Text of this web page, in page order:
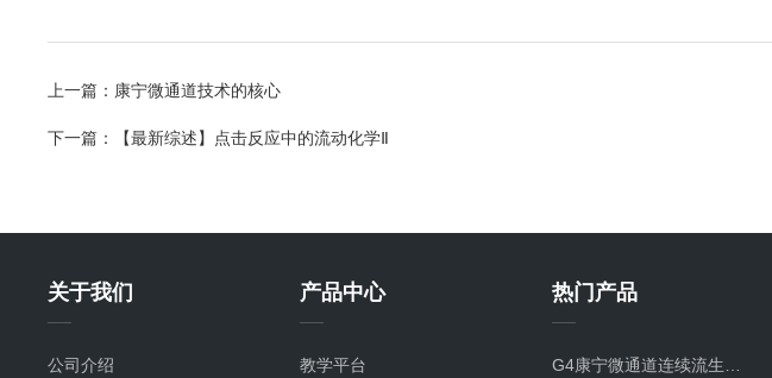
上一篇： 康宁微通道技术的核心
下一篇： 【最新综述】点击反应中的流动化学Ⅱ
关于我们
公司介绍
产品中心
教学平台
热门产品